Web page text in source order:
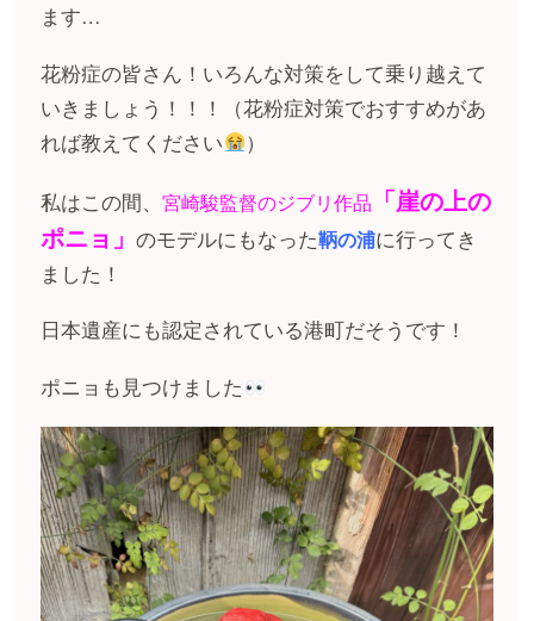
ます…
花粉症の皆さん！いろんな対策をして乗り越えて
いきましょう！！！（花粉症対策でおすすめがあ
れば教えてください
）
私はこの間、宮崎駿監督のジブリ作品 「崖の上の
ポニョ」のモデルにもなった鞆の浦に行ってき
ました！
日本遺産にも認定されている港町だそうです！
ポニョも見つけました